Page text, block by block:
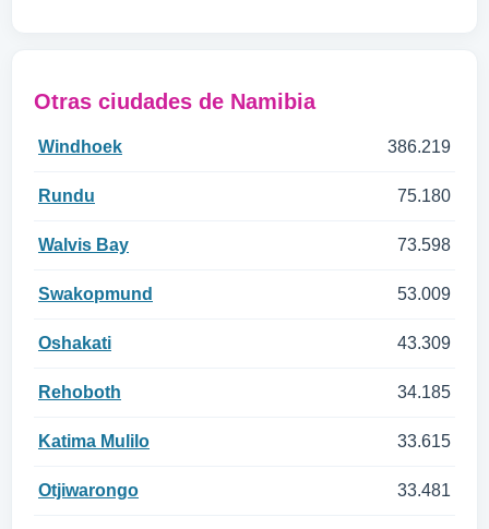
Otras ciudades de Namibia
Windhoek 386.219
Rundu 75.180
Walvis Bay 73.598
Swakopmund 53.009
Oshakati 43.309
Rehoboth 34.185
Katima Mulilo 33.615
Otjiwarongo 33.481